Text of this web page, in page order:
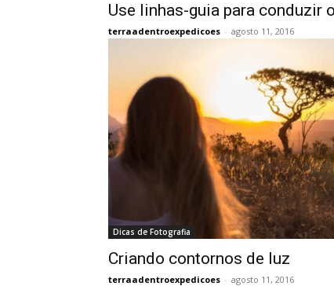
Use linhas-guia para conduzir
terraadentroexpedicoes - agosto 11, 2016
Dicas de Fotografia
Criando contornos de luz
terraadentroexpedicoes - agosto 11, 2016